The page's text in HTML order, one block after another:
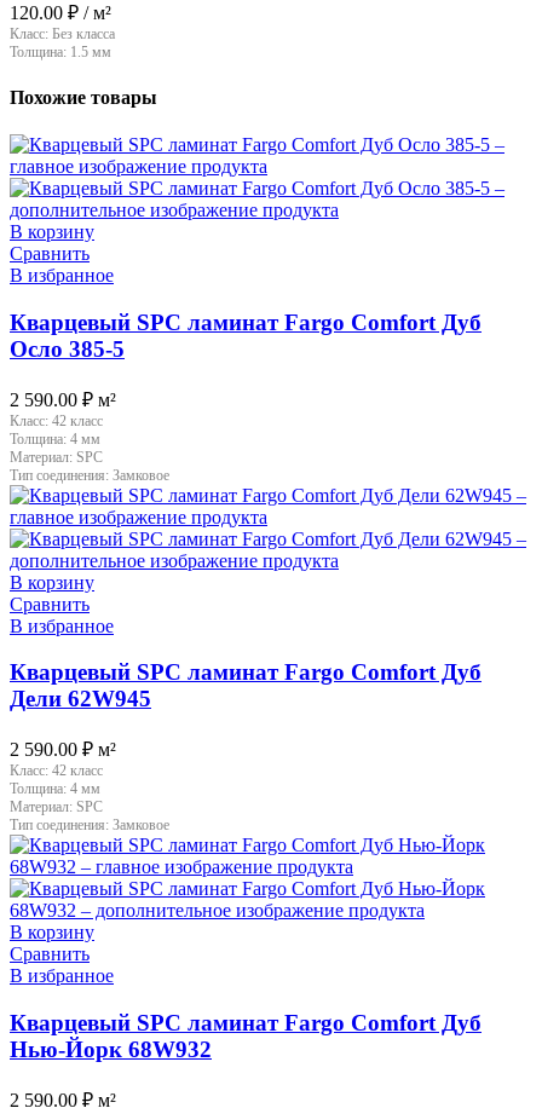
120.00 ₽ / м²
Класс: Без класса
Толщина: 1.5 мм
Похожие товары
В корзину
Сравнить
В избранное
Кварцевый SPC ламинат Fargo Comfort Дуб
Осло 385-5
2 590.00 ₽ м²
Класс: 42 класс
Толщина: 4 мм
Материал: SPC
Тип соединения: Замковое
В корзину
Сравнить
В избранное
Кварцевый SPC ламинат Fargo Comfort Дуб
Дели 62W945
2 590.00 ₽ м²
Класс: 42 класс
Толщина: 4 мм
Материал: SPC
Тип соединения: Замковое
В корзину
Сравнить
В избранное
Кварцевый SPC ламинат Fargo Comfort Дуб
Нью-Йорк 68W932
2 590.00 ₽ м²